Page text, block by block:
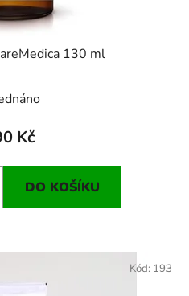
130 ml
Kč
DO KOŠÍKU
Kód: 193